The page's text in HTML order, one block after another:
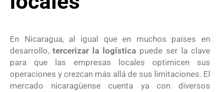
En Nicaragua, al igual que en muchos países en
desarrollo, tercerizar la logística puede ser la clave
para que las empresas locales optimicen sus
operaciones y crezcan más allá de sus limitaciones. El
mercado nicaragüense cuenta ya con diversos